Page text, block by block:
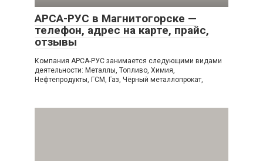
АРСА-РУС в Магнитогорске —
телефон, адрес на карте, прайс,
отзывы
Компания АРСА-РУС занимается следующими видами
деятельности: Металлы, Топливо, Химия,
Нефтепродукты, ГСМ, Газ, Чёрный металлопрокат,